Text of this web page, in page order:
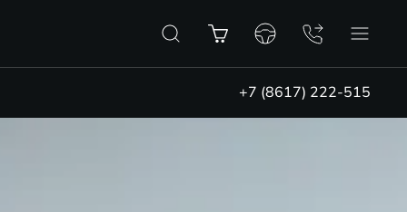
+7 (8617) 222-515